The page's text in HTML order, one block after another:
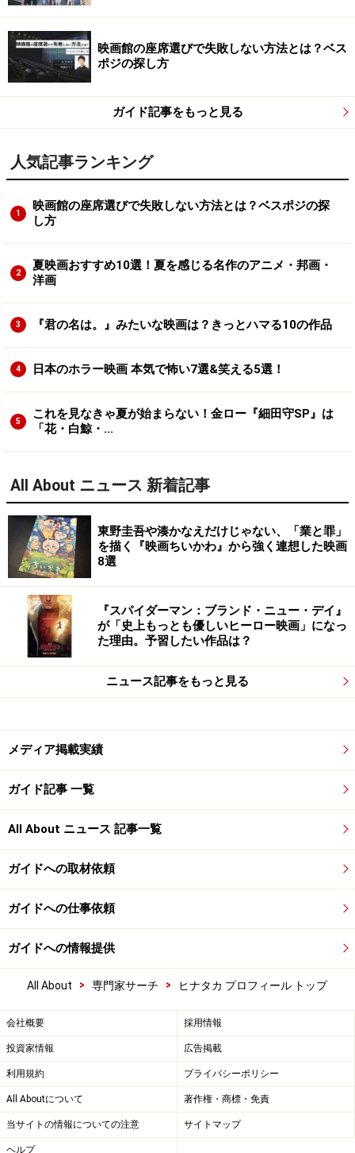
映画館の座席選びで失敗しない方法とは？ベス
ポジの探し方
ガイド記事をもっと見る
人気記事ランキング
1
映画館の座席選びで失敗しない方法とは？ベスポジの探
し方
2
夏映画おすすめ10選！夏を感じる名作のアニメ・邦画・
洋画
3 『君の名は。』みたいな映画は？きっとハマる10の作品
4 日本のホラー映画 本気で怖い7選&笑える5選！
5
これを見なきゃ夏が始まらない！金ロー『細田守SP』は
「花・白鯨・...
All About ニュース 新着記事
東野圭吾や湊かなえだけじゃない、「業と罪」
を描く『映画ちいかわ』から強く連想した映画
8選
『スパイダーマン：ブランド・ニュー・デイ』
が「史上もっとも優しいヒーロー映画」になっ
た理由。予習したい作品は？
ニュース記事をもっと見る
メディア掲載実績
ガイド記事 一覧
All About ニュース 記事一覧
ガイドへの取材依頼
ガイドへの仕事依頼
ガイドへの情報提供
All About > 専門家サーチ > ヒナタカ プロフィール トップ
会社概要 採用情報
投資家情報 広告掲載
利用規約 プライバシーポリシー
All Aboutについて 著作権・商標・免責
当サイトの情報についての注意 サイトマップ
ヘルプ